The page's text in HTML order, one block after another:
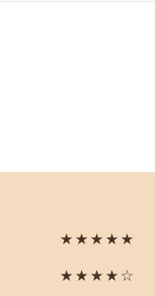
★★★★★
★★★★☆